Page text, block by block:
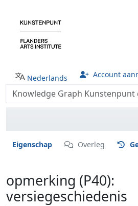
Nederlands Account
Eigenschap Overleg
opmerking (P40):
versiegeschiedenis